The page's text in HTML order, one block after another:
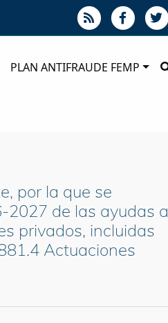
PLAN ANTIFRAUDE FEMP
por la que se
2027 de las ayudas a
privados, incluidas
Actuaciones